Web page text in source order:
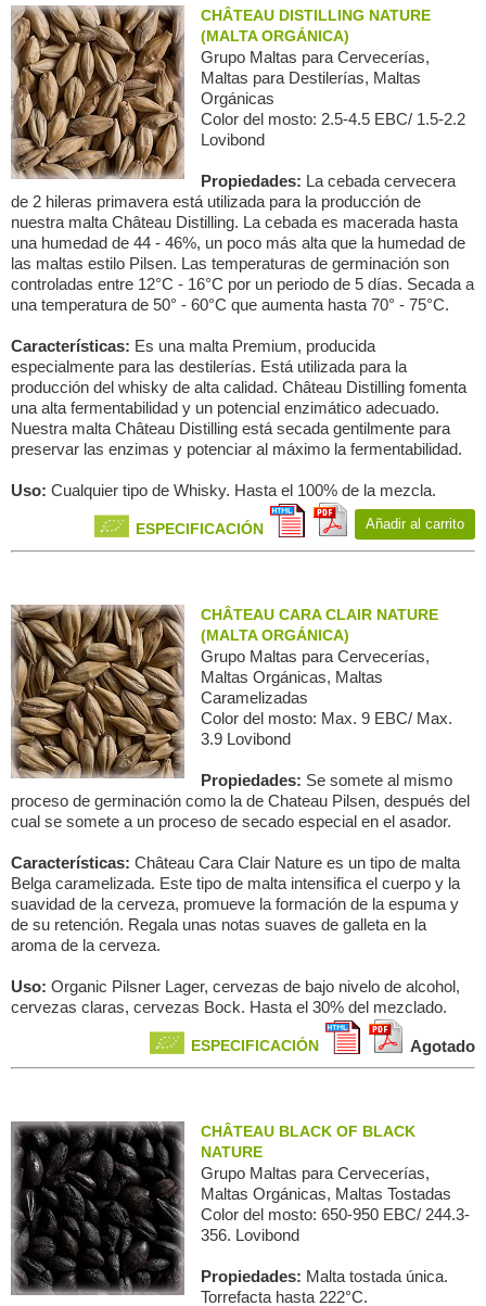
CHÂTEAU DISTILLING NATURE
(MALTA ORGÁNICA)
Grupo Maltas para Сervecerías,
Maltas para Destilerías, Maltas
Orgánicas
Color del mosto: 2.5-4.5 EBC/ 1.5-2.2
Lovibond
Propiedades: La cebada cervecera
de 2 hileras primavera está utilizada para la producción de
nuestra malta Château Distilling. La cebada es macerada hasta
una humedad de 44 - 46%, un poco más alta que la humedad de
las maltas estilo Pilsen. Las temperaturas de germinación son
controladas entre 12°C - 16°C por un periodo de 5 días. Secada a
una temperatura de 50° - 60°C que aumenta hasta 70° - 75°C.
Características: Es una malta Premium, producida
especialmente para las destilerías. Está utilizada para la
producción del whisky de alta calidad. Château Distilling fomenta
una alta fermentabilidad y un potencial enzimático adecuado.
Nuestra malta Château Distilling está secada gentilmente para
preservar las enzimas y potenciar al máximo la fermentabilidad.
Uso: Cualquier tipo de Whisky. Hasta el 100% de la mezcla.
ESPECIFICACIÓN Añadir al carrito
CHÂTEAU CARA CLAIR NATURE
(MALTA ORGÁNICA)
Grupo Maltas para Сervecerías,
Maltas Orgánicas, Maltas
Caramelizadas
Color del mosto: Max. 9 EBC/ Max.
3.9 Lovibond
Propiedades: Se somete al mismo
proceso de germinación como la de Chateau Pilsen, después del
cual se somete a un proceso de secado especial en el asador.
Características: Château Cara Clair Nature es un tipo de malta
Belga caramelizada. Este tipo de malta intensifica el cuerpo y la
suavidad de la cerveza, promueve la formación de la espuma y
de su retención. Regala unas notas suaves de galleta en la
aroma de la cerveza.
Uso: Organic Pilsner Lager, cervezas de bajo nivelo de alcohol,
cervezas claras, cervezas Bock. Hasta el 30% del mezclado.
ESPECIFICACIÓN Agotado
CHÂTEAU BLACK OF BLACK
NATURE
Grupo Maltas para Сervecerías,
Maltas Orgánicas, Maltas Tostadas
Color del mosto: 650-950 EBC/ 244.3-
356. Lovibond
Propiedades: Malta tostada única.
Torrefacta hasta 222°C.